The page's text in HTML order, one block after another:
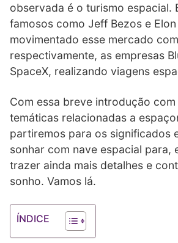
observada é o turismo espacial.
famosos como Jeff Bezos e
movimentado esse mercado
respectivamente, as empresas
SpaceX, realizando viagens
Com essa breve introdução com
temáticas relacionadas a
partiremos para os significados
sonhar com nave espacial para,
trazer ainda mais detalhes e
sonho. Vamos lá.
ÍNDICE